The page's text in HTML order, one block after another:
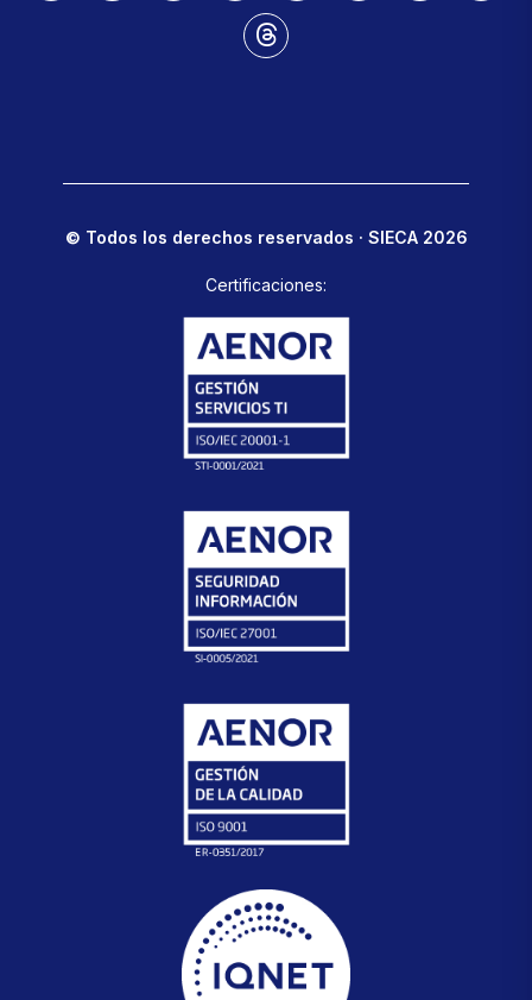
© Todos los derechos reservados · SIECA 2026
Certificaciones: